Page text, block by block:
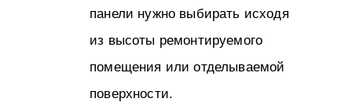
панели нужно выбирать исходя
из высоты ремонтируемого
помещения или отделываемой
поверхности.